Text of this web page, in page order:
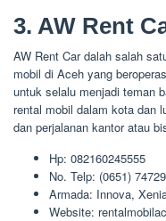
3. AW Rent
AW Rent Car dalah salah
mobil di Aceh yang
untuk selalu menjadi teman
rental mobil dalam kota dan
dan perjalanan kantor atau
Hp: 082160245555
No. Telp: (0651)
Armada: Innova,
Website: